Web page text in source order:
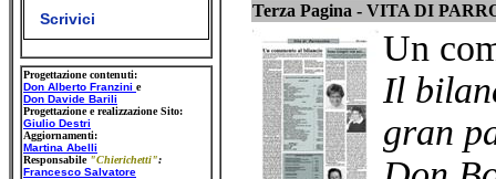
Scrivici
Progettazione contenuti:
Don Alberto Franzini e
Don Davide Barili
Progettazione e realizzazione Sito:
Giulio Destri
Aggiornamenti:
Martina Abelli
Responsabile "Chierichetti":
Francesco Salvatore
Terza Pagina - VITA DI
Un
Il
gran